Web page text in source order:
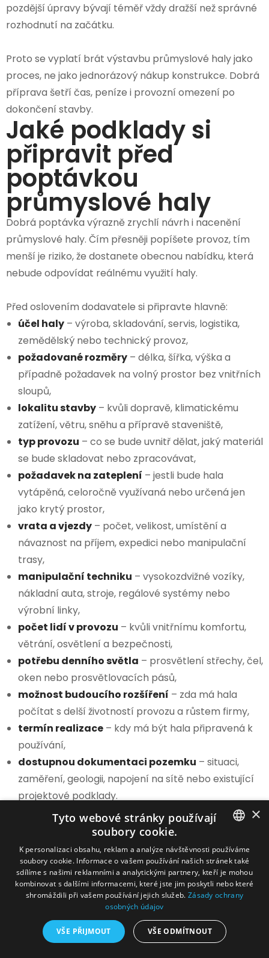
pozdější úpravy bývají téměř vždy dražší než správné
rozhodnutí na začátku.
Proto se vyplatí brát výstavbu průmyslové haly jako
proces, ne jako jednorázový nákup konstrukce. Dobrá
příprava šetří čas, peníze i provozní omezení po
dokončení stavby.
Jaké podklady si
připravit před
poptávkou
průmyslové haly
Dobrá poptávka výrazně zrychlí návrh i nacenění
průmyslové haly. Čím přesněji popíšete provoz, tím
menší je riziko, že dostanete obecnou nabídku, která
nebude odpovídat reálnému využití haly.
Před oslovením dodavatele si připravte hlavně:
účel haly – výroba, skladování, servis, logistika,
zemědělský nebo technický provoz,
požadované rozměry – délka, šířka, výška a
případně požadavek na volný prostor bez vnitřních
sloupů,
lokalitu stavby – kvůli dopravě, klimatickému
zatížení, větru, sněhu a přípravě staveniště,
typ provozu – co se bude uvnitř dělat, jaký materiál
se bude skladovat nebo zpracovávat,
požadavek na zateplení – jestli bude hala
vytápěná, celoročně využívaná nebo určená jen
jako krytý prostor,
vrata a vjezdy – počet, velikost, umístění a
návaznost na příjem, expedici nebo manipulační
trasy,
manipulační techniku – vysokozdvižné vozíky,
nákladní auta, stroje, regálové systémy nebo
výrobní linky,
počet lidí v provozu – kvůli vnitřnímu komfortu,
větrání, osvětlení a bezpečnosti,
potřebu denního světla – prosvětlení střechy, čel,
oken nebo prosvětlovacích pásů,
možnost budoucího rozšíření – zda má hala
počítat s delší životností provozu a růstem firmy,
termín realizace – kdy má být hala připravená k
používání,
dostupnou dokumentaci pozemku – situaci,
zaměření, geologii, napojení na sítě nebo existující
projektové podklady.
Nejlepší poptávka nepopisuje jen rozměr haly.
Popisuje provoz. Dodavatel potřebuje vědět, kudy
bude jezdit technika, kde budou vrata, jak často se
budou otevírat, jestli bude uvnitř vlhkost, jestli se bude
topit, jaký materiál se bude skladovat a jestli má hala v
budoucnu růst.
SLOVAK
×
Tyto webové stránky používají
soubory cookie.
K personalizaci obsahu, reklam a analýze návštěvnosti používáme
soubory cookie. Informace o vašem používání našich stránek také
sdílíme s našimi reklamními a analytickými partnery, kteří je mohou
kombinovat s dalšími informacemi, které jste jim poskytli nebo které
shromáždili při vašem používání jejich služeb. Zásady ochrany
osobných údajov
VŠE PŘIJMOUT VŠE ODMÍTNOUT